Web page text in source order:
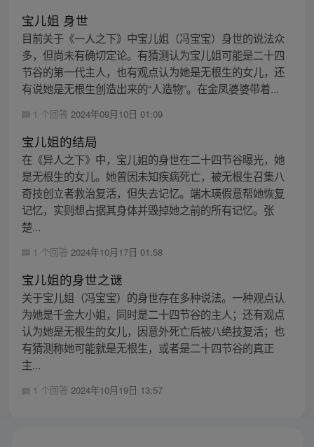
宝儿姐 身世
目前关于《一人之下》中宝儿姐（冯宝宝）身世的说法众
多，但尚未有确切定论。有猜测认为宝儿姐可能是二十四
节谷的第一代主人，也有观点认为她是无根生的女儿，还
有说她是无根生创造出来的“人造物”。在金凤婆婆带着...
1 个回答 2024年09月10日 01:09
宝儿姐的结局
在《异人之下》中，宝儿姐的身世在二十四节谷曝光，她
是无根生的女儿。她曾因未知疾病死亡，被无根生召集八
奇技创立者救治复活，但失去记忆。端木瑛假意帮她恢复
记忆，实则想占据其身体并毁掉她之前的所有记忆。张
楚...
1 个回答 2024年10月17日 01:58
宝儿姐的身世之谜
关于宝儿姐（冯宝宝）的身世存在多种说法。一种观点认
为她是千金大小姐，同时是二十四节谷的主人；还有观点
认为她是无根生的女儿，因意外死亡后被八绝技复活；也
有猜测称她可能就是无根生，或者是二十四节谷的真正
主...
1 个回答 2024年10月19日 13:57